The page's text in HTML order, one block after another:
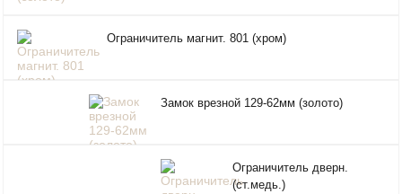
Ограничитель магнит. 801 (хром)
Замок врезной 129-62мм (золото)
Ограничитель дверн.
(ст.медь.)